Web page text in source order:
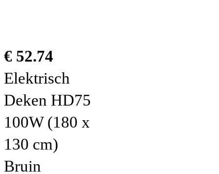
€ 52.74
Elektrisch
Deken HD75
100W (180 x
130 cm)
Bruin